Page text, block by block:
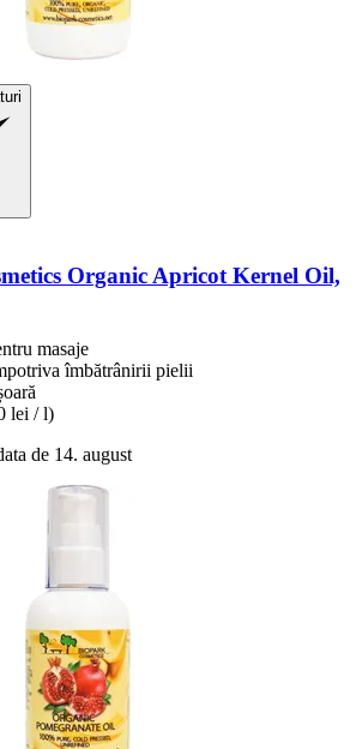
Organic Apricot Kernel Oil,
masaje
îmbătrânirii pielii
lei / l)
de 14. august